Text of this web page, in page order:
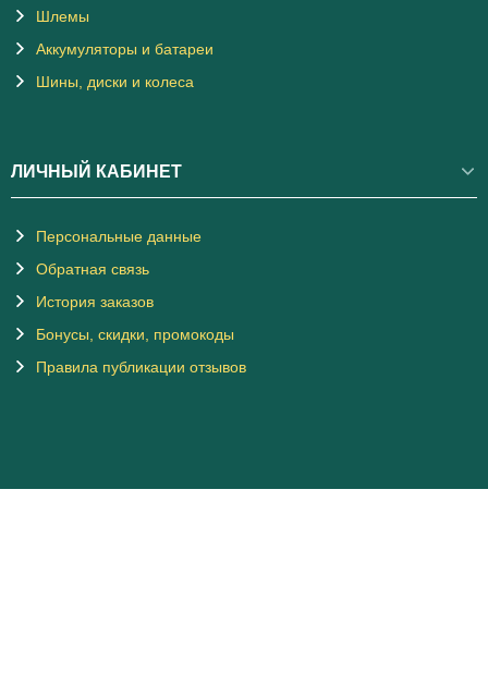
Шлемы
Аккумуляторы и батареи
Шины, диски и колеса
ЛИЧНЫЙ КАБИНЕТ
Персональные данные
Обратная связь
История заказов
Бонусы, скидки, промокоды
Правила публикации отзывов